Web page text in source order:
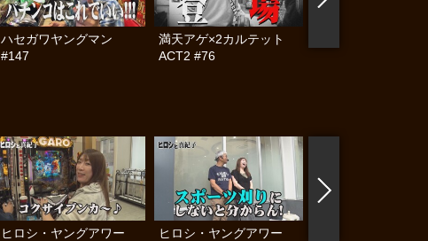
ハセガワヤングマン
#147
満天アゲ×2カルテット
ACT2 #76
ヒロシ・ヤングアワー
ヒロシ・ヤングアワー